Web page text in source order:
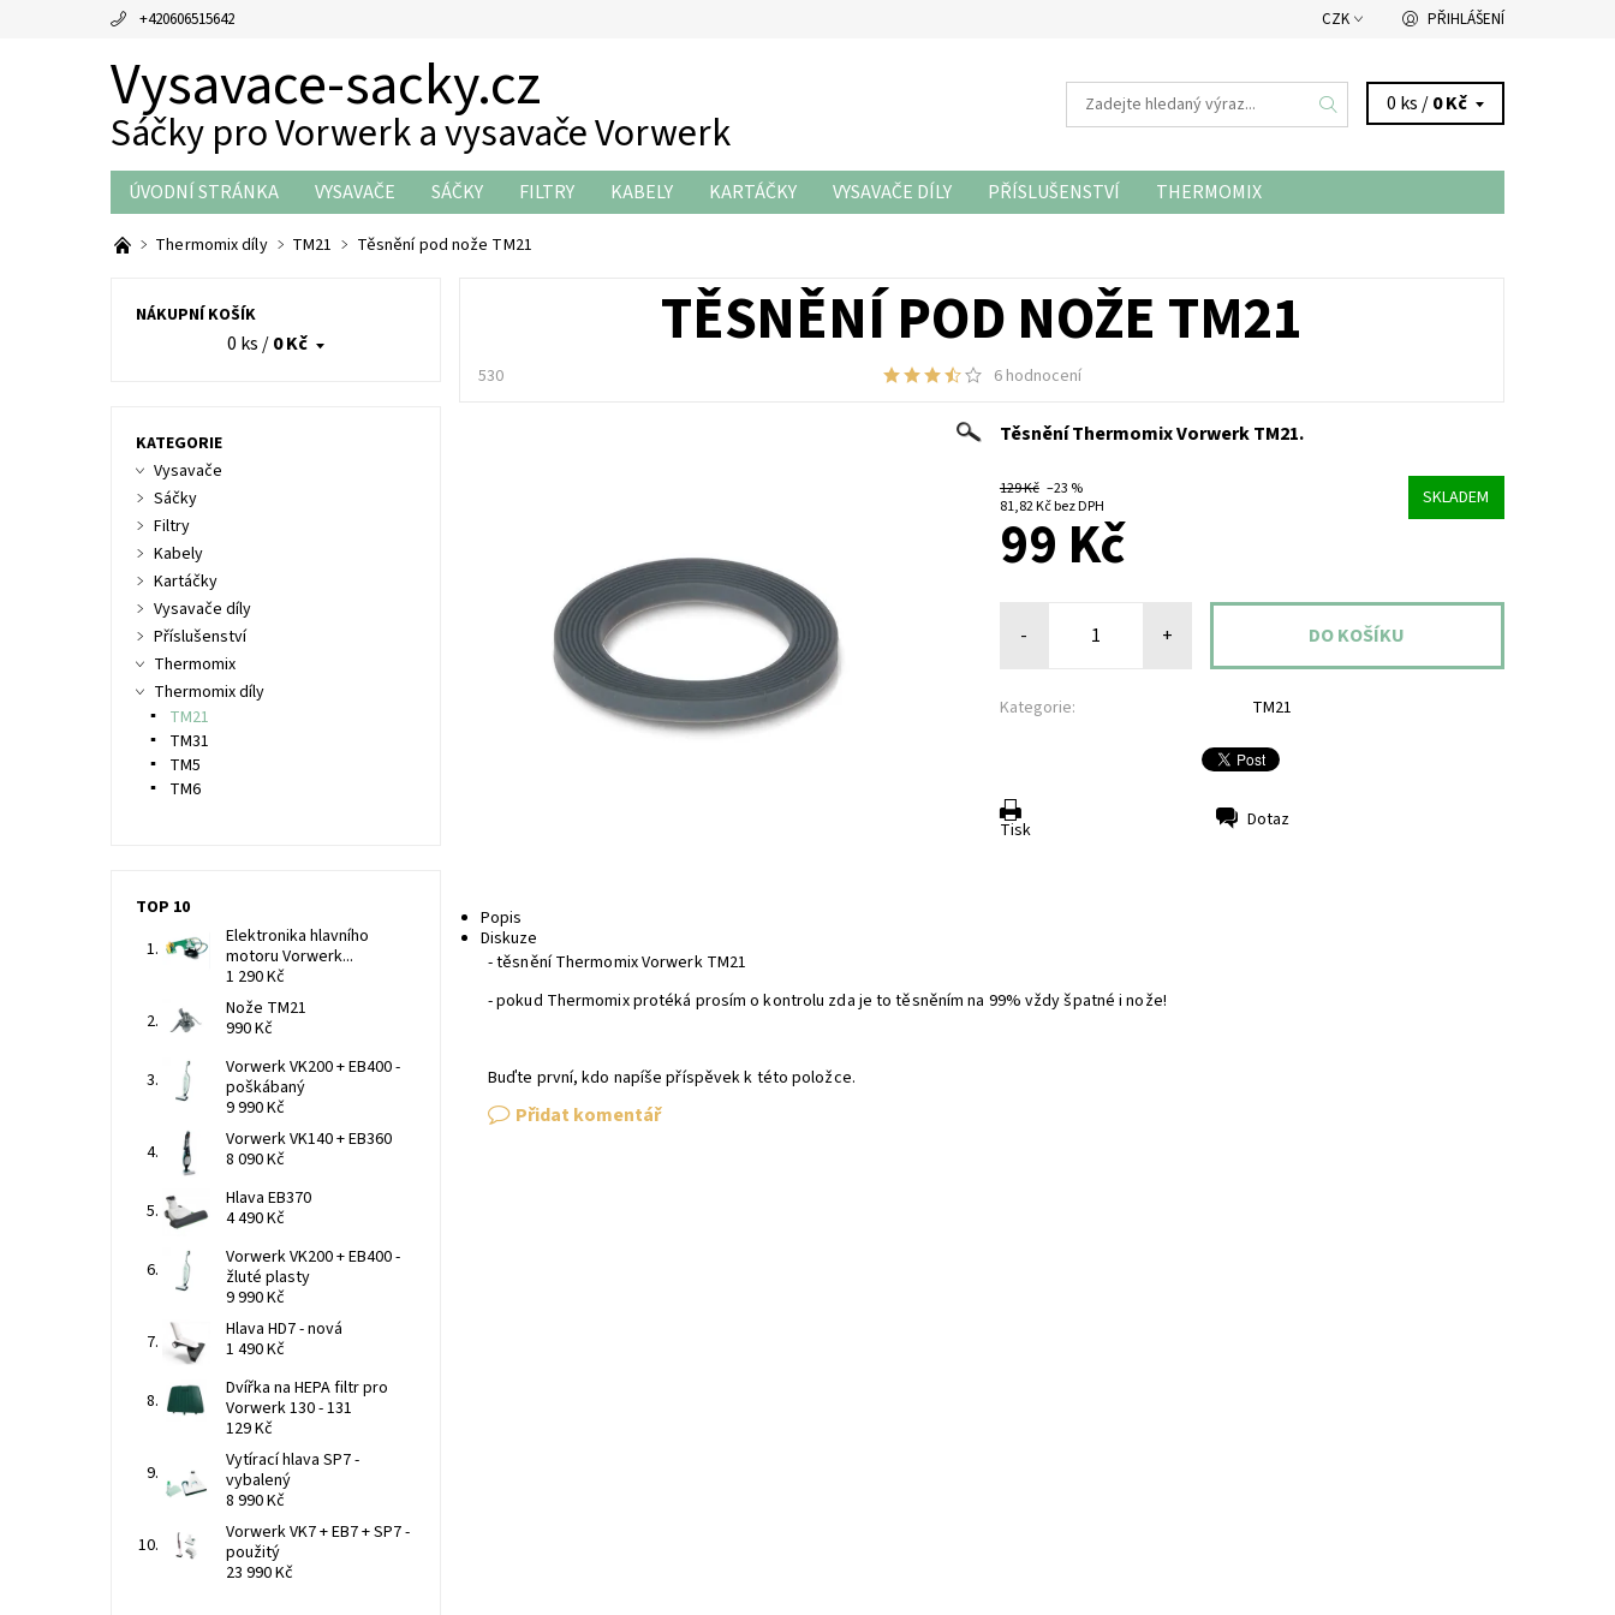
+420606515642 CZK PŘIHLÁŠENÍ
Vysavace-sacky.cz
Sáčky pro Vorwerk a vysavače Vorwerk
0 ks /0 Kč
ÚVODNÍ STRÁNKA VYSAVAČE SÁČKY FILTRY KABELY KARTÁČKY VYSAVAČE DÍLY PŘÍSLUŠENSTVÍ
THERMOMIX
THERMOMIX DÍLY
OBCHODNÍ PODMÍNKY
Thermomix díly TM21 Těsnění pod nože TM21
TĚSNĚNÍ POD NOŽE TM21
530 6 hodnocení
Těsnění Thermomix Vorwerk TM21.
129 Kč –23 %
81,82 Kč bez DPH
SKLADEM
99 Kč
- +
Kategorie: TM21
Tisk Dotaz
Popis
Diskuze
- těsnění Thermomix Vorwerk TM21
- pokud Thermomix protéká prosím o kontrolu zda je to těsněním na 99% vždy špatné i nože!
Buďte první, kdo napíše příspěvek k této položce.
Přidat komentář
NÁKUPNÍ KOŠÍK
0 ks /0 Kč
KATEGORIE
Vysavače
Sáčky
Filtry
Kabely
Kartáčky
Vysavače díly
Příslušenství
Thermomix
Thermomix díly
TM21
TM31
TM5
TM6
TOP 10
Elektronika hlavního
motoru Vorwerk...
1 290 Kč
Nože TM21
990 Kč
Vorwerk VK200 + EB400 -
poškábaný
9 990 Kč
Vorwerk VK140 + EB360
8 090 Kč
Hlava EB370
4 490 Kč
Vorwerk VK200 + EB400 -
žluté plasty
9 990 Kč
Hlava HD7 - nová
1 490 Kč
Dvířka na HEPA filtr pro
Vorwerk 130 - 131
129 Kč
Vytírací hlava SP7 -
vybalený
8 990 Kč
Vorwerk VK7 + EB7 + SP7 -
použitý
23 990 Kč